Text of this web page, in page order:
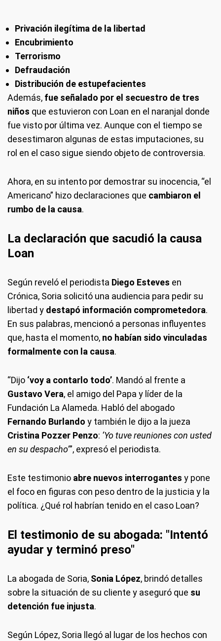
Privación ilegítima de la libertad
Encubrimiento
Terrorismo
Defraudación
Distribución de estupefacientes
Además, fue señalado por el secuestro de tres
niños que estuvieron con Loan en el naranjal donde
fue visto por última vez. Aunque con el tiempo se
desestimaron algunas de estas imputaciones, su
rol en el caso sigue siendo objeto de controversia.
Ahora, en su intento por demostrar su inocencia, “el
Americano” hizo declaraciones que cambiaron el
rumbo de la causa.
La declaración que sacudió la causa
Loan
Según reveló el periodista Diego Esteves en
Crónica, Soria solicitó una audiencia para pedir su
libertad y destapó información comprometedora.
En sus palabras, mencionó a personas influyentes
que, hasta el momento, no habían sido vinculadas
formalmente con la causa.
“Dijo ‘voy a contarlo todo’. Mandó al frente a
Gustavo Vera, el amigo del Papa y líder de la
Fundación La Alameda. Habló del abogado
Fernando Burlando y también le dijo a la jueza
Cristina Pozzer Penzo: ‘Yo tuve reuniones con usted
en su despacho’”, expresó el periodista.
Este testimonio abre nuevos interrogantes y pone
el foco en figuras con peso dentro de la justicia y la
política. ¿Qué rol habrían tenido en el caso Loan?
El testimonio de su abogada: "Intentó
ayudar y terminó preso"
La abogada de Soria, Sonia López, brindó detalles
sobre la situación de su cliente y aseguró que su
detención fue injusta.
Según López, Soria llegó al lugar de los hechos con